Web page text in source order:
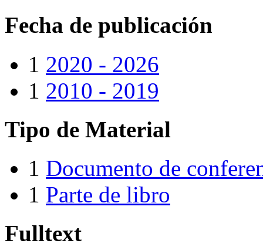
Fecha de publicación
1 2020 - 2026
1 2010 - 2019
Tipo de Material
1 Documento de
1 Parte de libro
Fulltext